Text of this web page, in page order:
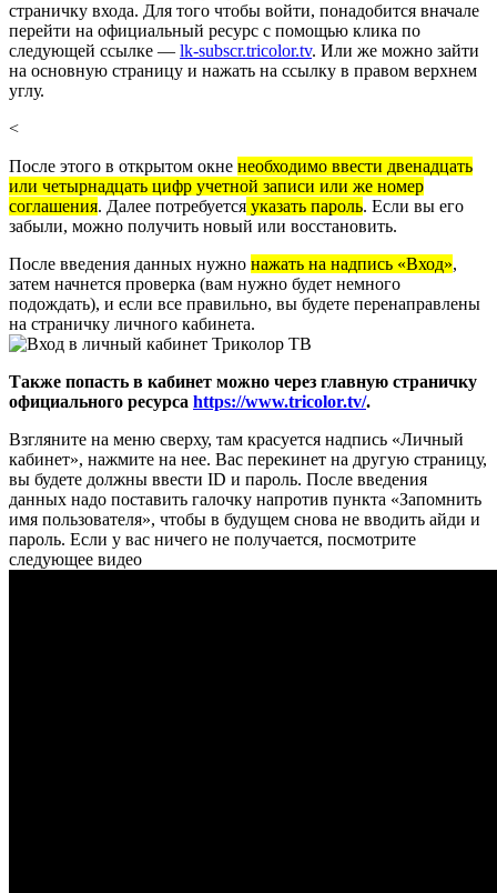
страничку входа. Для того чтобы войти, понадобится вначале
перейти на официальный ресурс с помощью клика по
следующей ссылке — lk-subscr.tricolor.tv. Или же можно зайти
на основную страницу и нажать на ссылку в правом верхнем
углу.
<
После этого в открытом окне необходимо ввести двенадцать
или четырнадцать цифр учетной записи или же номер
соглашения. Далее потребуется указать пароль. Если вы его
забыли, можно получить новый или восстановить.
После введения данных нужно нажать на надпись «Вход»,
затем начнется проверка (вам нужно будет немного
подождать), и если все правильно, вы будете перенаправлены
на страничку личного кабинета.
Также попасть в кабинет можно через главную страничку
официального ресурса https://www.tricolor.tv/.
Взгляните на меню сверху, там красуется надпись «Личный
кабинет», нажмите на нее. Вас перекинет на другую страницу,
вы будете должны ввести ID и пароль. После введения
данных надо поставить галочку напротив пункта «Запомнить
имя пользователя», чтобы в будущем снова не вводить айди и
пароль. Если у вас ничего не получается, посмотрите
следующее видео